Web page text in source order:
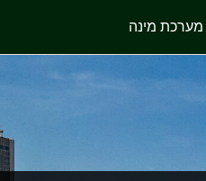
מערכת מינה